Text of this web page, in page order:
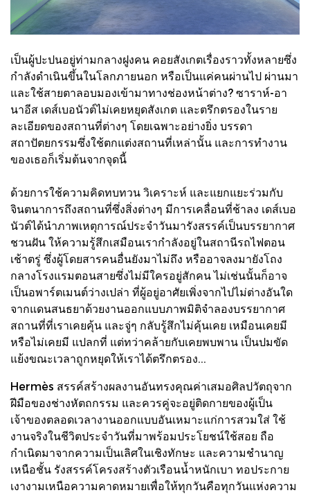
เป็นผู้ปะปนอยู่ท่ามกลางฝูงคน คอยสังเกตเรื่องราวทั้งหลายซึ่ง
กำลังดำเนินขึ้นในโลกภายนอก หรือเป็นแค่คนผ่านไป ผ่านมา
และใช้สายตาลอบมองเข้ามาทางช่องหน้าต่าง? ซาราห์-อา
นาอีส เดส์เบอนัวต์ไม่เคยหยุดสังเกต และตรึกตรองในราย
ละเอียดของสถานที่ต่างๆ โดยเฉพาะอย่างยิ่ง บรรดา
สถาปัตยกรรมซึ่งใช้ตกแต่งสถานที่เหล่านั้น และการทำงาน
ของเธอก็เริ่มต้นจากจุดนี้
ด้วยการใช้ความคิดทบทวน วิเคราะห์ และแยกแยะร่วมกับ
จินตนาการถึงสถานที่ซึ่งสิ่งต่างๆ มีการเคลื่อนที่ช้าลง เดส์เบอ
นัวต์ได้นำภาพเหตุการณ์ประจำวันมารังสรรค์เป็นบรรยากาศ
ชวนฝัน ให้ความรู้สึกเสมือนเรากำลังอยู่ในสถานีรถไฟตอน
เช้าตรู่ ซึ่งผู้โดยสารคนอื่นยังมาไม่ถึง หรืออาจลงมายังโถง
กลางโรงแรมตอนสายซึ่งไม่มีใครอยู่สักคน ไม่เช่นนั้นก็อาจ
เป็นอพาร์ตเมนต์ว่างเปล่า ที่ผู้อยู่อาศัยเพิ่งจากไปไม่ต่างอันใด
จากแดนสนธยาด้วยงานออกแบบภาพมิติจำลองบรรยากาศ
สถานที่ที่เราเคยคุ้น และจู่ๆ กลับรู้สึกไม่คุ้นเคย เหมือนเคยมี
หรือไม่เคยมี แปลกที่ แต่ทว่าคล้ายกับเคยพบพาน เป็นปมขัด
แย้งขณะเวลาถูกหยุดให้เราได้ตรึกตรอง...
Hermès สรรค์สร้างผลงานอันทรงคุณค่าเสมอศิลปวัตถุจาก
ฝีมือของช่างหัตถกรรม และควรคู่จะอยู่ติดกายของผู้เป็น
เจ้าของตลอดเวลางานออกแบบอันเหมาะแก่การสวมใส่ ใช้
งานจริงในชีวิตประจำวันที่มาพร้อมประโยชน์ใช้สอย ถือ
กำเนิดมาจากความเป็นเลิศในเชิงทักษะ และความชำนาญ
เหนือชั้น รังสรรค์โครงสร้างตัวเรือนน้ำหนักเบา ทอประกาย
เงางามเหนือความคาดหมายเพื่อให้ทุกวันคือทุกวันแห่งความ